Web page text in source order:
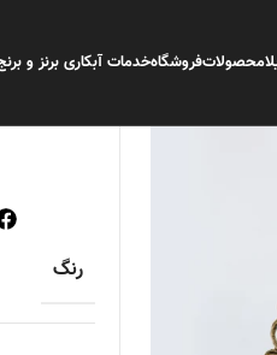
محصولاتفروشگاهخدمات آبکاری برنز و
رنگ